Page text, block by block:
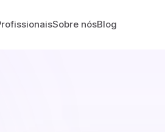
Sobre nósBlog